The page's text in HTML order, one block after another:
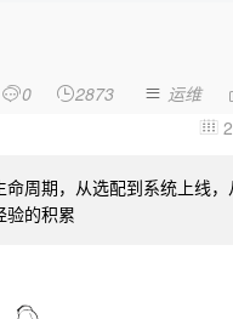
0 2873  运维

命周期，从选配到系统上线
验的积累